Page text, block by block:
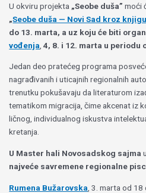
U okviru projekta „Seobe duša”moći
„Seobe duša — Novi Sad kroz
do 13. marta, a uz koju će biti
vođenja 4, 8. i 12. marta u periodu
Jedan deo pratećeg programa
nagrađivanih i uticajnih regionalnih
trenutku pokušavaju da literaturom
tematikom migracija, čime akcenat iz
ličnog, individualnog iskustva
kretanja.
U Master hali Novosadskog sajma
najveće savremene regionalne
Rumena Bužarovska , 3. marta od